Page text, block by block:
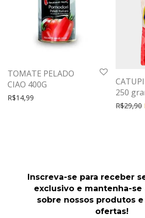
TOMATE PELADO
CIAO 400G
R$14,99
250
R$29,90
Inscreva-se para receber
exclusivo e mantenha-se
sobre nossos produtos
ofertas!